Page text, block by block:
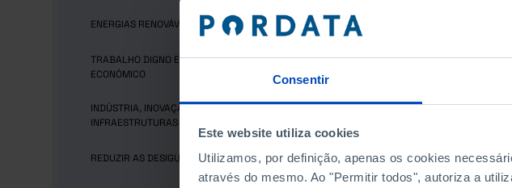
Consentir
Este website utiliza cookies
Utilizamos, por definição, apenas os cookies
através do mesmo. Ao "Permitir todos", autoriza a
ENERGIAS RENOVÁVEIS E ACESSÍVEIS
TRABALHO DIGNO E CRESCIMENTO
ECONÓMICO
INDÚSTRIA, INOVAÇÃO E
INFRAESTRUTURAS
REDUZIR AS DESIGUALDADES